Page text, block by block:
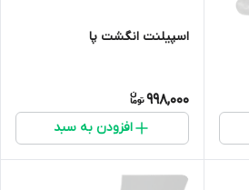
اسپیلنت انگشت پا
998,000
افزودن به سبد